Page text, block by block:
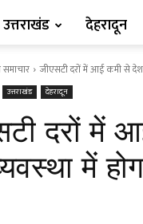
उत्तराखंड देहरादून
समाचार जीएसटी दरों में आई कमी से देश
उत्तराखंड देहरादून
दरों में
में